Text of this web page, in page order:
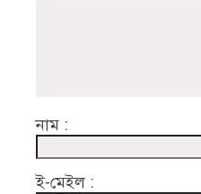
নাম :
ই-মেইল :